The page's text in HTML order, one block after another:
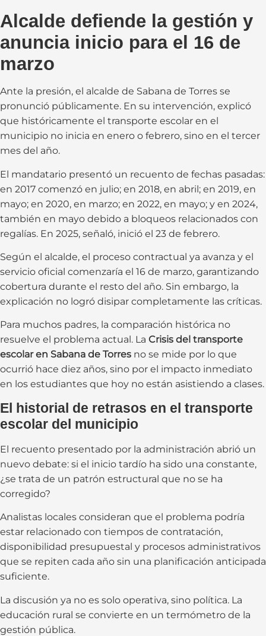
Alcalde defiende la gestión y
anuncia inicio para el 16 de
marzo
Ante la presión, el alcalde de Sabana de Torres se
pronunció públicamente. En su intervención, explicó
que históricamente el transporte escolar en el
municipio no inicia en enero o febrero, sino en el tercer
mes del año.
El mandatario presentó un recuento de fechas pasadas:
en 2017 comenzó en julio; en 2018, en abril; en 2019, en
mayo; en 2020, en marzo; en 2022, en mayo; y en 2024,
también en mayo debido a bloqueos relacionados con
regalías. En 2025, señaló, inició el 23 de febrero.
Según el alcalde, el proceso contractual ya avanza y el
servicio oficial comenzaría el 16 de marzo, garantizando
cobertura durante el resto del año. Sin embargo, la
explicación no logró disipar completamente las críticas.
Para muchos padres, la comparación histórica no
resuelve el problema actual. La Crisis del transporte
escolar en Sabana de Torres no se mide por lo que
ocurrió hace diez años, sino por el impacto inmediato
en los estudiantes que hoy no están asistiendo a clases.
El historial de retrasos en el transporte
escolar del municipio
El recuento presentado por la administración abrió un
nuevo debate: si el inicio tardío ha sido una constante,
¿se trata de un patrón estructural que no se ha
corregido?
Analistas locales consideran que el problema podría
estar relacionado con tiempos de contratación,
disponibilidad presupuestal y procesos administrativos
que se repiten cada año sin una planificación anticipada
suficiente.
La discusión ya no es solo operativa, sino política. La
educación rural se convierte en un termómetro de la
gestión pública.